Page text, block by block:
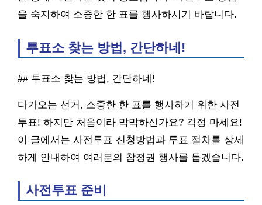
을 숙지하여 소중한 한 표를 행사하시기 바랍니다.
투표소 찾는 방법, 간단하네!
## 투표소 찾는 방법, 간단하네!
다가오는 선거, 소중한 한 표를 행사하기 위한 사전
투표! 하지만 처음이라 막막하신가요? 걱정 마세요!
이 글에서는 사전투표 신청방법과 투표 절차를 상세
하게 안내하여 여러분의 참정권 행사를 돕겠습니다.
사전투표 준비